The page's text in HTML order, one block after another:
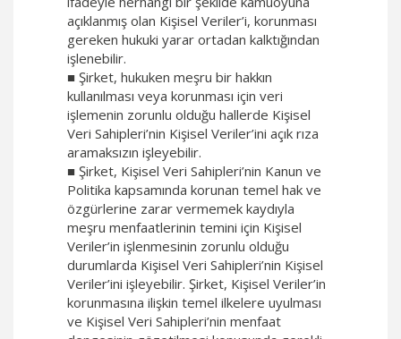
açıklanmış olan Kişisel Veriler’i, korunması
gereken hukuki yarar ortadan kalktığından
işlenebilir.
■ Şirket, hukuken meşru bir hakkın
kullanılması veya korunması için veri
işlemenin zorunlu olduğu hallerde Kişisel
Veri Sahipleri’nin Kişisel Veriler’ini açık rıza
aramaksızın işleyebilir.
■ Şirket, Kişisel Veri Sahipleri’nin Kanun ve
Politika kapsamında korunan temel hak ve
özgürlerine zarar vermemek kaydıyla
meşru menfaatlerinin temini için Kişisel
Veriler’in işlenmesinin zorunlu olduğu
durumlarda Kişisel Veri Sahipleri’nin Kişisel
Veriler’ini işleyebilir. Şirket, Kişisel Veriler’in
korunmasına ilişkin temel ilkelere uyulması
ve Kişisel Veri Sahipleri’nin menfaat